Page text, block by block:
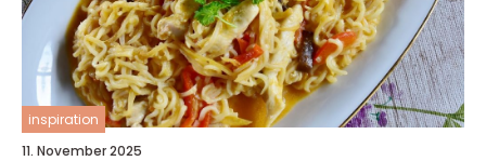
inspiration
11. November 2025